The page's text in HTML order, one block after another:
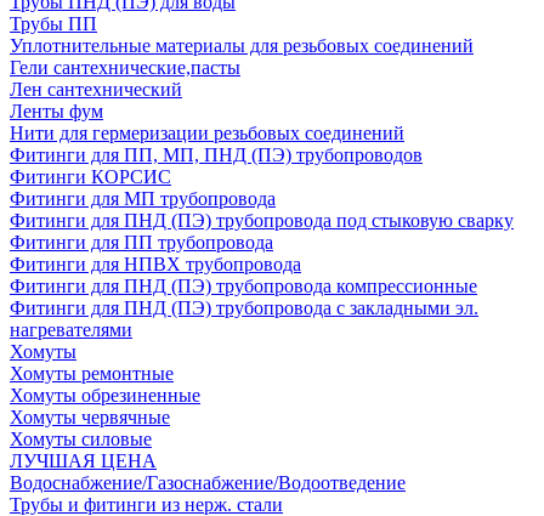
Трубы ПП
Уплотнительные материалы для резьбовых соединений
Гели сантехнические,пасты
Лен сантехнический
Ленты фум
Нити для гермеризации резьбовых соединений
Фитинги для ПП, МП, ПНД (ПЭ) трубопроводов
Фитинги КОРСИС
Фитинги для МП трубопровода
Фитинги для ПНД (ПЭ) трубопровода под стыковую сварку
Фитинги для ПП трубопровода
Фитинги для НПВХ трубопровода
Фитинги для ПНД (ПЭ) трубопровода компрессионные
Фитинги для ПНД (ПЭ) трубопровода с закладными эл.
нагревателями
Хомуты
Хомуты ремонтные
Хомуты обрезиненные
Хомуты червячные
Хомуты силовые
ЛУЧШАЯ ЦЕНА
Водоснабжение/Газоснабжение/Водоотведение
Трубы и фитинги из нерж. стали